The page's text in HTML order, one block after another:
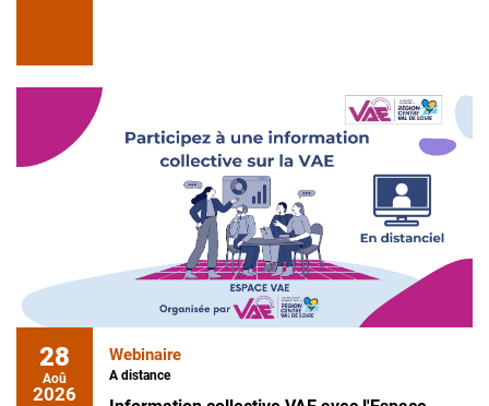
28
Aoû
2026
Webinaire
A distance